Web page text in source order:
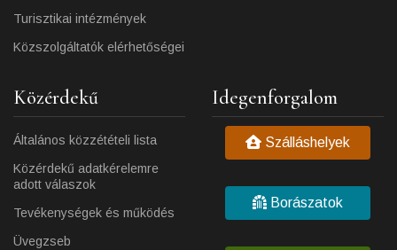
Turisztikai intézmények
Közszolgáltatók elérhetőségei
Közérdekű
Általános közzétételi lista
Közérdekű adatkérelemre
adott válaszok
Tevékenységek és működés
Üvegzseb
Idegenforgalom
Szálláshelyek
Borászatok